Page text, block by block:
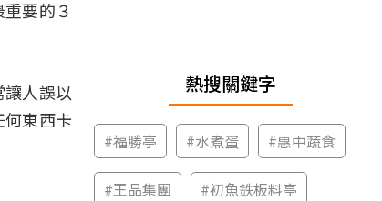
要的３
人誤以
東西卡
熱搜關鍵字
#福勝亭 #水煮蛋 #惠中蔬食
#王品集團 #初魚鉄板料亭